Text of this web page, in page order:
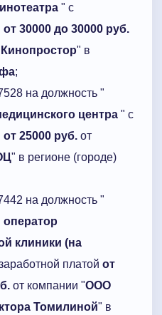
" с
от 30000 до 30000 руб.
" в
;
на должность "
центра " с
от 25000 руб. от
" в регионе (городе)
на должность "
клиники (на
платой от
от компании "ООО
Томилиной" в